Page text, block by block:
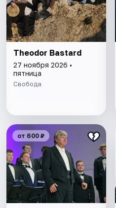
Theodor Bastard
27 ноября 2026 •
пятница
Свобода
от 600 ₽